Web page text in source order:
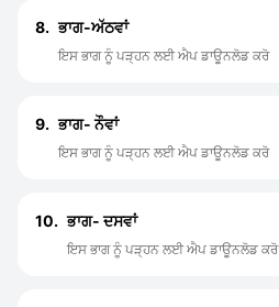
8. ਭਾਗ-ਅੱਠਵਾਂ
ਇਸ ਭਾਗ ਨੂੰ ਪੜ੍ਹਨ ਲਈ ਐਪ ਡਾਊਨਲੋਡ ਕਰੋ
9. ਭਾਗ- ਨੌਵਾਂ
ਇਸ ਭਾਗ ਨੂੰ ਪੜ੍ਹਨ ਲਈ ਐਪ ਡਾਊਨਲੋਡ ਕਰੋ
10. ਭਾਗ- ਦਸਵਾਂ
ਇਸ ਭਾਗ ਨੂੰ ਪੜ੍ਹਨ ਲਈ ਐਪ ਡਾਊਨਲੋਡ ਕਰੋ